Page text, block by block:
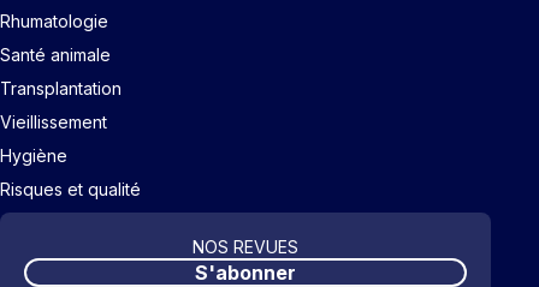
Rhumatologie
Santé animale
Transplantation
Vieillissement
Hygiène
Risques et qualité
NOS REVUES
S'abonner